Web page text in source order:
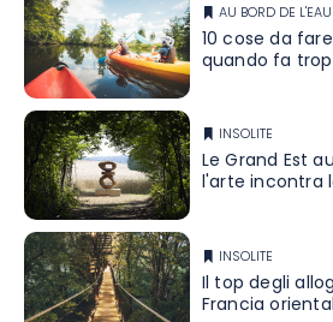
AU BORD DE L'EAU
10 cose da
quando fa
INSOLITE
Le Grand Est
l'arte incontra
INSOLITE
Il top degli
Francia